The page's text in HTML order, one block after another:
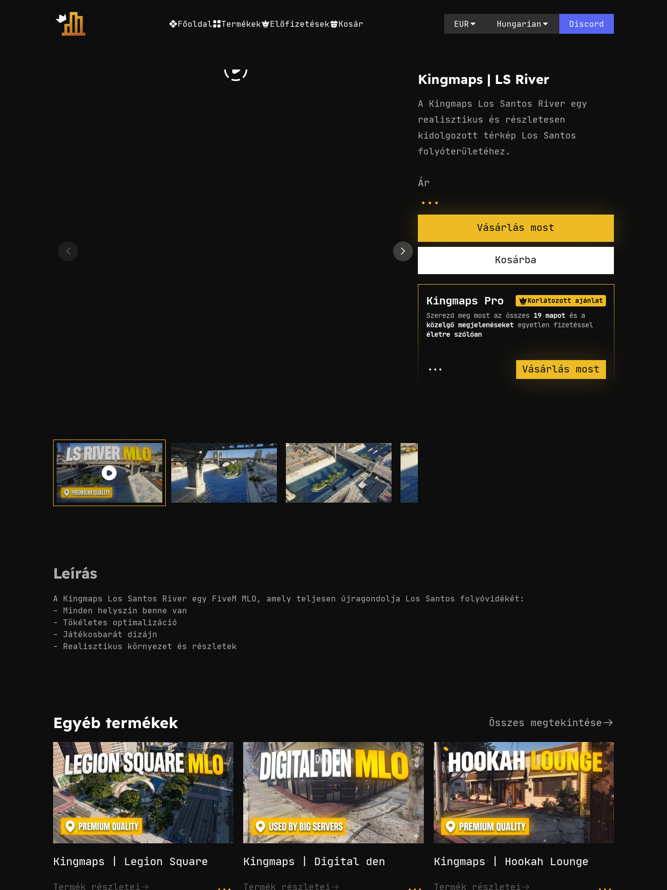
Főoldal Termékek Előfizetések Kosár EUR Hungarian Discord
Kingmaps | LS River
A Kingmaps Los Santos River egy
realisztikus és részletesen
kidolgozott térkép Los Santos
folyóterületéhez.
Ár
...
Vásárlás most
Kosárba
Kingmaps Pro Korlátozott ajánlat
Szerezd meg most az összes 19 mapotés a
közelgő megjelenéseketegyetlen fizetéssel
életre szólóan
... Vásárlás most
Leírás
A Kingmaps Los Santos River egy FiveM MLO, amely teljesen újragondolja Los Santos folyóvidékét:
- Minden helyszín benne van
- Tökéletes optimalizáció
- Játékosbarát dizájn
- Realisztikus környezet és részletek
Egyéb termékek Összes megtekintése
Kingmaps | Legion Square
Termék részletei ...
Kingmaps | Digital den
Termék részletei ...
Kingmaps | Hookah Lounge
Termék részletei ...